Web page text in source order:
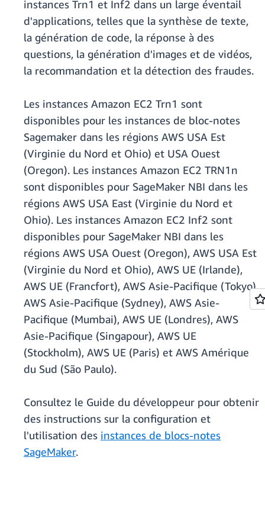
instances Trn1 et Inf2 dans un large éventail
d'applications, telles que la synthèse de texte,
la génération de code, la réponse à des
questions, la génération d'images et de vidéos,
la recommandation et la détection des fraudes.
Les instances Amazon EC2 Trn1 sont
disponibles pour les instances de bloc-notes
Sagemaker dans les régions AWS USA Est
(Virginie du Nord et Ohio) et USA Ouest
(Oregon). Les instances Amazon EC2 TRN1n
sont disponibles pour SageMaker NBI dans les
régions AWS USA East (Virginie du Nord et
Ohio). Les instances Amazon EC2 Inf2 sont
disponibles pour SageMaker NBI dans les
régions AWS USA Ouest (Oregon), AWS USA Est
(Virginie du Nord et Ohio), AWS UE (Irlande),
AWS UE (Francfort), AWS Asie-Pacifique (Tokyo),
AWS Asie-Pacifique (Sydney), AWS Asie-
Pacifique (Mumbai), AWS UE (Londres), AWS
Asie-Pacifique (Singapour), AWS UE
(Stockholm), AWS UE (Paris) et AWS Amérique
du Sud (São Paulo).
Consultez le Guide du développeur pour obtenir
des instructions sur la configuration et
l'utilisation des instances de blocs-notes
SageMaker.